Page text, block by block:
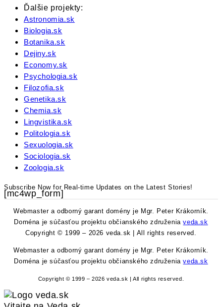
Ďalšie projekty:
Astronomia.sk
Biologia.sk
Botanika.sk
Dejiny.sk
Economy.sk
Psychologia.sk
Filozofia.sk
Genetika.sk
Chemia.sk
Lingvistika.sk
Politologia.sk
Sexuologia.sk
Sociologia.sk
Zoologia.sk
Subscribe Now for Real-time Updates on the Latest Stories!
[mc4wp_form]
Webmaster a odborný garant domény je Mgr. Peter Krákorník.
Doména je súčasťou projektu občianského združeniaveda.sk
Copyright © 1999 – 2026 veda.sk | All rights reserved.
Webmaster a odborný garant domény je Mgr. Peter Krákorník.
Doména je súčasťou projektu občianského združeniaveda.sk
Copyright © 1999 – 2026 veda.sk | All rights reserved.